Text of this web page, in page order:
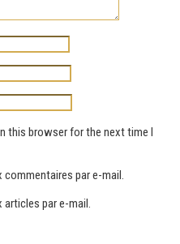
this browser for the next time I
commentaires par e-mail.
articles par e-mail.